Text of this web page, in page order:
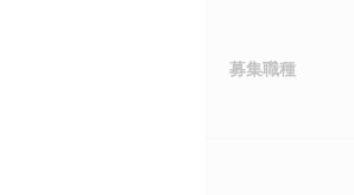
募集職種